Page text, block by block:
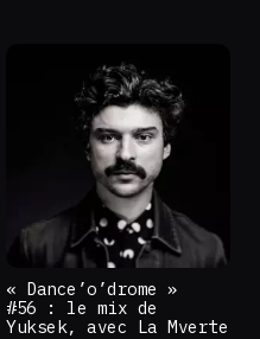
« Dance’o’drome »
#56 : le mix de
Yuksek, avec La Mverte